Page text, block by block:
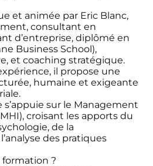
et animée par Eric Blanc,
consultant en
d’entreprise, diplômé en
Business School),
et coaching stratégique.
il propose une
humaine et exigeante
sur le Management
croisant les apports du
de la
des pratiques
?